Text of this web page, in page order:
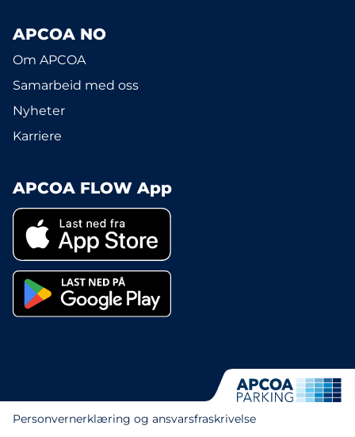
APCOA NO
Om APCOA
Samarbeid med oss
Nyheter
Karriere
APCOA FLOW App
Personvernerklæring og ansvarsfraskrivelse